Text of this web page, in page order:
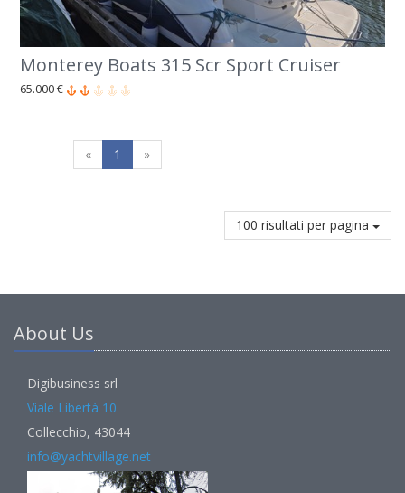
Monterey Boats 315 Scr Sport Cruiser
65.000 €
« 1 »
100 risultati per pagina
About Us
Digibusiness srl
Viale Libertà 10
Collecchio, 43044
info@yachtvillage.net